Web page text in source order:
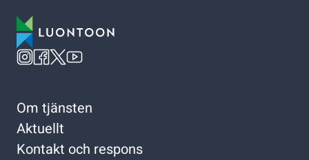
Om tjänsten
Aktuellt
Kontakt och respons